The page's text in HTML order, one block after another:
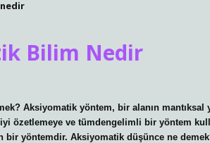
Bilim Nedir
Aksiyomatik yöntem, bir alanın mantıksal
özetlemeye ve tümdengelimli bir yöntem
bir yöntemdir. Aksiyomatik düşünce ne